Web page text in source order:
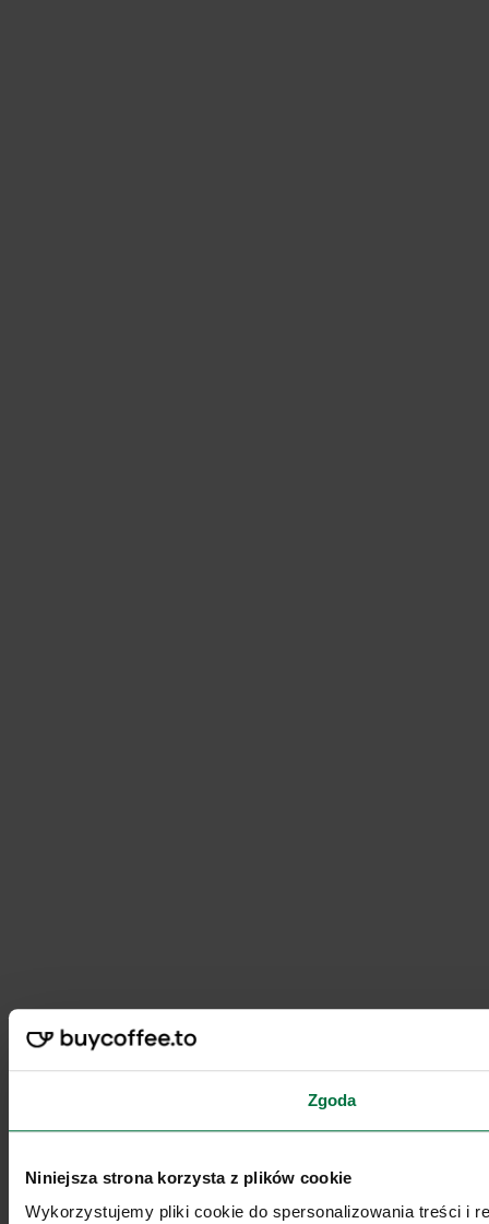
Zgoda
Niniejsza strona korzysta z plików cookie
Wykorzystujemy pliki cookie do spersonalizowania treści i